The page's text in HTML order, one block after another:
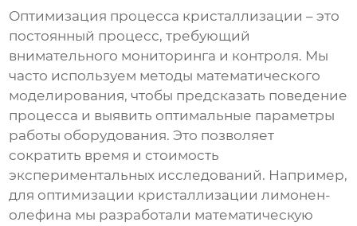
Оптимизация процесса кристаллизации – это
постоянный процесс, требующий
внимательного мониторинга и контроля. Мы
часто используем методы математического
моделирования, чтобы предсказать поведение
процесса и выявить оптимальные параметры
работы оборудования. Это позволяет
сократить время и стоимость
экспериментальных исследований. Например,
для оптимизации кристаллизации лимонен-
олефина мы разработали математическую